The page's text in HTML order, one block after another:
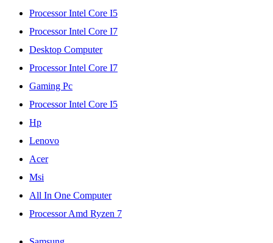
Processor Intel Core I5
Processor Intel Core I7
Desktop Computer
Processor Intel Core I7
Gaming Pc
Processor Intel Core I5
Hp
Lenovo
Acer
Msi
All In One Computer
Processor Amd Ryzen 7